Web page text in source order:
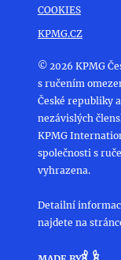
COOKIES
KPMG.CZ
© 2026 KPMG
s ručením
České republiky
nezávislých
KPMG
společnosti s
vyhrazena.
Detailní
najdete na